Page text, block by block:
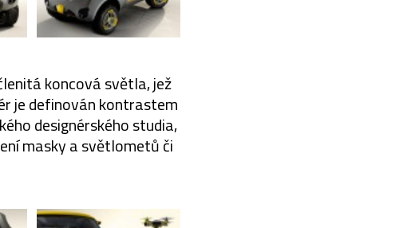
koncová světla, jež
je definován kontrastem
designérského studia,
masky a světlometů či